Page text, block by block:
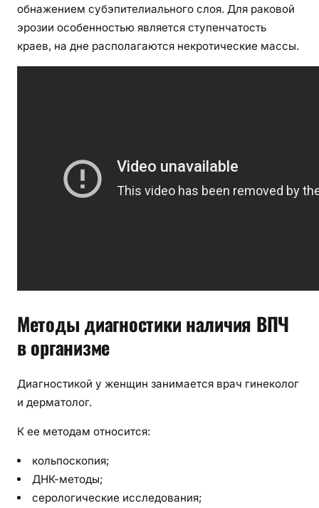
обнажением субэпителиального слоя. Для раковой
эрозии особенностью является ступенчатость
краев, на дне располагаются некротические массы.
Методы диагностики наличия ВПЧ
в организме
Диагностикой у женщин занимается врач гинеколог
и дерматолог.
К ее методам относится:
кольпоскопия;
ДНК-методы;
серологические исследования;